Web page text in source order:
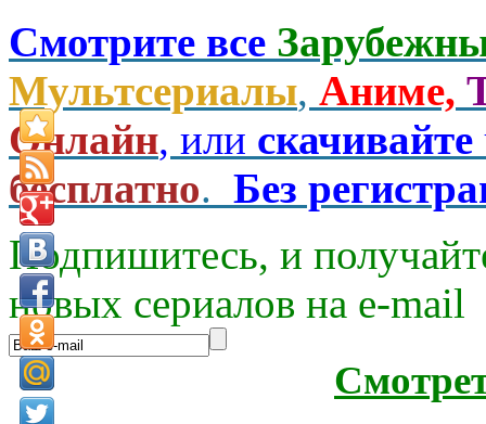
Смотрите все
Мультсериалы, Аниме,
Онлайн, или скачивайте
бесплатно. Без
Подпишитесь, и
новых сериалов на e-mаil